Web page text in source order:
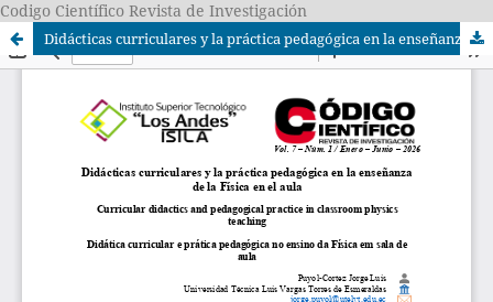
Codigo Científico Revista de Investigación
Didácticas curriculares y la práctica pedagógica en la enseñanza de la Física en el aula